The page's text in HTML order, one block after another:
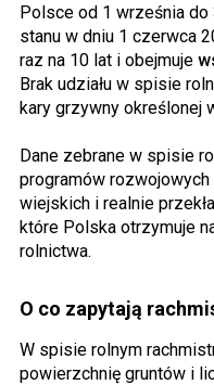
Polsce od 1 września do
stanu w dniu 1 czerwca
raz na 10 lat i obejmuje
Brak udziału w spisie
kary grzywny określonej
Dane zebrane w spisie
programów
wiejskich i realnie
które Polska otrzymuje
rolnictwa.
O co zapytają
W spisie rolnym
powierzchnię gruntów i